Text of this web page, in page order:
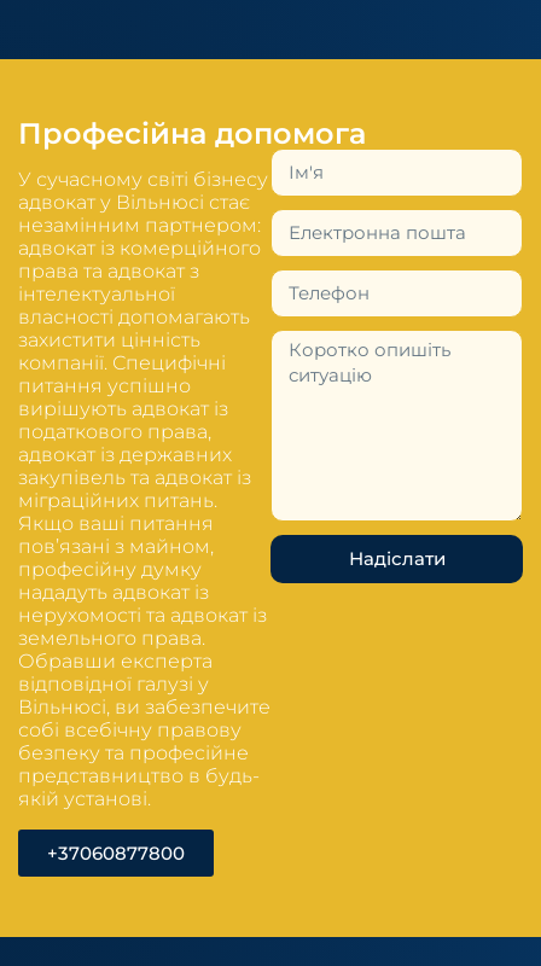
Професійна допомога
У сучасному світі бізнесу
адвокат у Вільнюсі стає
незамінним партнером:
адвокат із комерційного
права та адвокат з
інтелектуальної
власності допомагають
захистити цінність
компанії. Специфічні
питання успішно
вирішують адвокат із
податкового права,
адвокат із державних
закупівель та адвокат із
міграційних питань.
Якщо ваші питання
пов’язані з майном,
професійну думку
нададуть адвокат із
нерухомості та адвокат із
земельного права.
Обравши експерта
відповідної галузі у
Вільнюсі, ви забезпечите
собі всебічну правову
безпеку та професійне
представництво в будь-
якій установі.
+37060877800
Надіслати